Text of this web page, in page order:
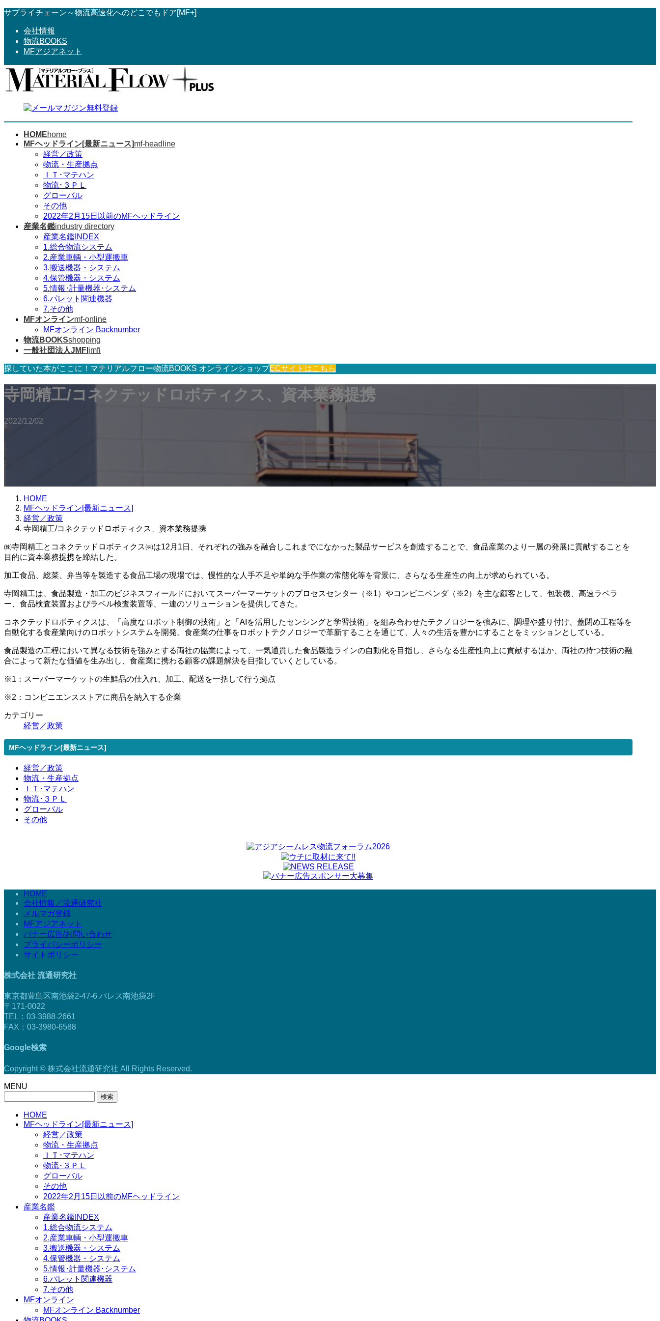
コ
へ
ス
ナ
ョ
ン
サプライチェーン～物流高速化へのどこでもドア[MF+]
会社情報
物流BOOKS
MFアジアネット
HOMEhome
MFヘッドライン[最新ニュース]mf-headline
経営／政策
物流・生産拠点
ＩＴ･マテハン
物流･３ＰＬ
グローバル
その他
2022年2月15日以前のMFヘッドライン
産業名鑑industry directory
産業名鑑INDEX
1.総合物流システム
2.産業車輌・小型運搬車
3.搬送機器・システム
4.保管機器・システム
5.情報･計量機器･システム
6.パレット関連機器
7.その他
MFオンラインmf-online
MFオンライン Backnumber
物流BOOKSshopping
一般社団法人JMFI jmfi
探していた本がここに！マテリアルフロー物流BOOKS オンラインショップECサイトはこちら
寺岡精工/コネクテッドロボティクス、資本業務提携
2022/12/02
HOME
MFヘッドライン[最新ニュース]
経営／政策
寺岡精工/コネクテッドロボティクス、資本業務提携
㈱寺岡精工とコネクテッドロボティクス㈱は12月1日、それぞれの強みを融合しこれまでになかった製品サービスを創造することで、食品産業のより一層の発展に貢献することを
目的に資本業務提携を締結した。
加工食品、総菜、弁当等を製造する食品工場の現場では、慢性的な人手不足や単純な手作業の常態化等を背景に、さらなる生産性の向上が求められている。
寺岡精工は、食品製造・加工のビジネスフィールドにおいてスーパーマーケットのプロセスセンター（※1）やコンビニベンダ（※2）を主な顧客として、包装機、高速ラベラ
ー、食品検査装置およびラベル検査装置等、一連のソリューションを提供してきた。
コネクテッドロボティクスは、「高度なロボット制御の技術」と「AIを活用したセンシングと学習技術」を組み合わせたテクノロジーを強みに、調理や盛り付け、蓋閉め工程等を
自動化する食産業向けのロボットシステムを開発。食産業の仕事をロボットテクノロジーで革新することを通じて、人々の生活を豊かにすることをミッションとしている。
食品製造の工程において異なる技術を強みとする両社の協業によって、一気通貫した食品製造ラインの自動化を目指し、さらなる生産性向上に貢献するほか、両社の持つ技術の融
合によって新たな価値を生み出し、食産業に携わる顧客の課題解決を目指していくとしている。
※1：スーパーマーケットの生鮮品の仕入れ、加工、配送を一括して行う拠点
※2：コンビニエンスストアに商品を納入する企業
カテゴリー
経営／政策
MFヘッドライン[最新ニュース]
経営／政策
物流・生産拠点
ＩＴ･マテハン
物流･３ＰＬ
グローバル
その他
HOME
会社情報／流通研究社
メルマガ登録
MFアジアネット
バナー広告/お問い合わせ
プライバシーポリシー
サイトポリシー
株式会社 流通研究社
東京都豊島区南池袋2-47-6 パレス南池袋2F
〒171-0022
TEL：03-3988-2661
FAX：03-3980-6588
Google検索
Copyright © 株式会社流通研究社 All Rights Reserved.
MENU
HOME
MFヘッドライン[最新ニュース]
経営／政策
物流・生産拠点
ＩＴ･マテハン
物流･３ＰＬ
グローバル
その他
2022年2月15日以前のMFヘッドライン
産業名鑑
産業名鑑INDEX
1.総合物流システム
2.産業車輌・小型運搬車
3.搬送機器・システム
4.保管機器・システム
5.情報･計量機器･システム
6.パレット関連機器
7.その他
MFオンライン
MFオンライン Backnumber